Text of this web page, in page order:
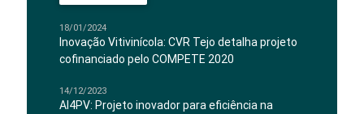
18/01/2024
Inovação Vitivinícola: CVR Tejo detalha projeto
cofinanciado pelo COMPETE 2020
14/12/2023
AI4PV: Projeto inovador para eficiência na